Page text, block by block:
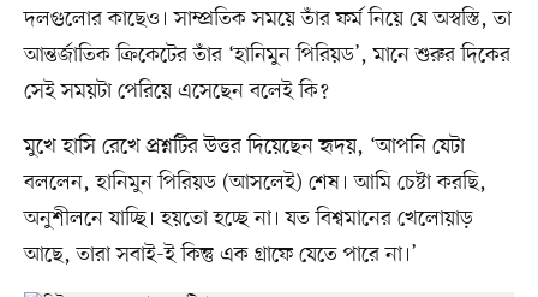
দলগুলোর কাছেও। সাম্প্রতিক সময়ে তাঁর ফর্ম নিয়ে যে অস্বস্তি, তা
আন্তর্জাতিক ক্রিকেটের তাঁর ‘হানিমুন পিরিয়ড’, মানে শুরুর দিকের
সেই সময়টা পেরিয়ে এসেছেন বলেই কি?
মুখে হাসি রেখে প্রশ্নটির উত্তর দিয়েছেন হৃদয়, ‘আপনি যেটা
বললেন, হানিমুন পিরিয়ড (আসলেই) শেষ। আমি চেষ্টা করছি,
অনুশীলনে যাচ্ছি। হয়তো হচ্ছে না। যত বিশ্বমানের খেলোয়াড়
আছে, তারা সবাই-ই কিন্তু এক গ্রাফে যেতে পারে না।’